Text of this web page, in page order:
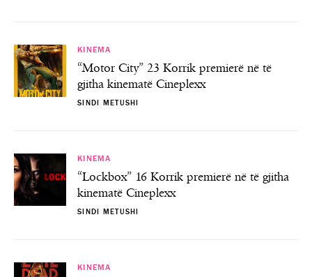
KINEMA
“Motor City” 23 Korrik premierë në të
gjitha kinematë Cineplexx
SINDI METUSHI
KINEMA
“Lockbox” 16 Korrik premierë në të gjitha
kinematë Cineplexx
SINDI METUSHI
KINEMA